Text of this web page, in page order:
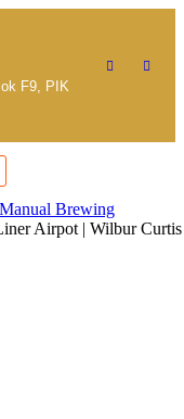
F9, PIK
Brewing
Airpot | Wilbur Curtis